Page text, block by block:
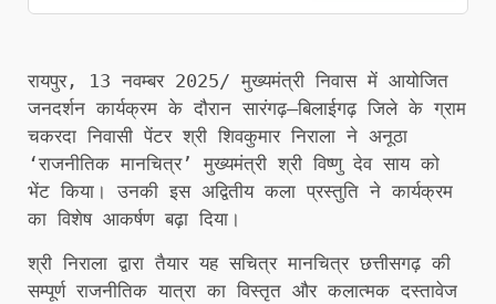
रायपुर, 13 नवम्बर 2025/ मुख्यमंत्री निवास में आयोजित
जनदर्शन कार्यक्रम के दौरान सारंगढ़–बिलाईगढ़ जिले के ग्राम
चकरदा निवासी पेंटर श्री शिवकुमार निराला ने अनूठा
‘राजनीतिक मानचित्र’ मुख्यमंत्री श्री विष्णु देव साय को
भेंट किया। उनकी इस अद्वितीय कला प्रस्तुति ने कार्यक्रम
का विशेष आकर्षण बढ़ा दिया।
श्री निराला द्वारा तैयार यह सचित्र मानचित्र छत्तीसगढ़ की
सम्पूर्ण राजनीतिक यात्रा का विस्तृत और कलात्मक दस्तावेज